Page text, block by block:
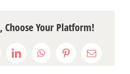
Choose Your Platform!
LinkedInWhatsAppPinterestEmail